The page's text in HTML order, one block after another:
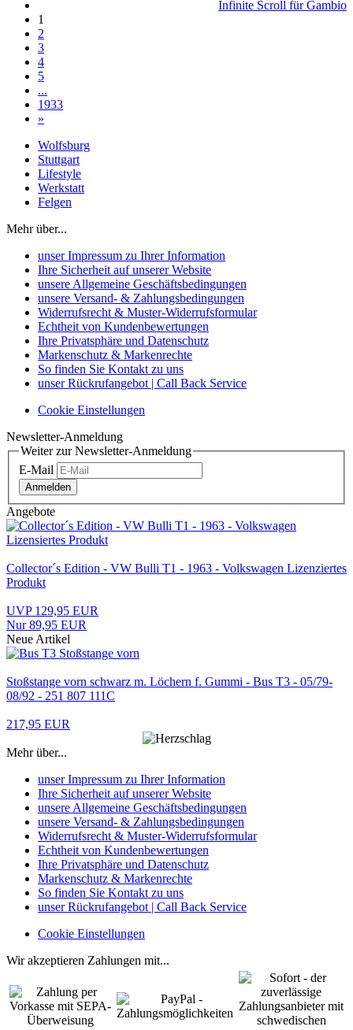
Infinite Scroll für Gambio
1
2
3
4
5
...
1933
»
Wolfsburg
Stuttgart
Lifestyle
Werkstatt
Felgen
Mehr über...
unser Impressum zu Ihrer Information
Ihre Sicherheit auf unserer Website
unsere Allgemeine Geschäftsbedingungen
unsere Versand- & Zahlungsbedingungen
Widerrufsrecht & Muster-Widerrufsformular
Echtheit von Kundenbewertungen
Ihre Privatsphäre und Datenschutz
Markenschutz & Markenrechte
So finden Sie Kontakt zu uns
unser Rückrufangebot | Call Back Service
Cookie Einstellungen
Newsletter-Anmeldung
Weiter zur Newsletter-Anmeldung
E-Mail
Anmelden
Angebote
Collector´s Edition - VW Bulli T1 - 1963 - Volkswagen Lizenziertes
Produkt
UVP 129,95 EUR
Nur 89,95 EUR
Neue Artikel
Stoßstange vorn schwarz m. Löchern f. Gummi - Bus T3 - 05/79-
08/92 - 251 807 111C
217,95 EUR
Mehr über...
unser Impressum zu Ihrer Information
Ihre Sicherheit auf unserer Website
unsere Allgemeine Geschäftsbedingungen
unsere Versand- & Zahlungsbedingungen
Widerrufsrecht & Muster-Widerrufsformular
Echtheit von Kundenbewertungen
Ihre Privatsphäre und Datenschutz
Markenschutz & Markenrechte
So finden Sie Kontakt zu uns
unser Rückrufangebot | Call Back Service
Cookie Einstellungen
Wir akzeptieren Zahlungen mit...